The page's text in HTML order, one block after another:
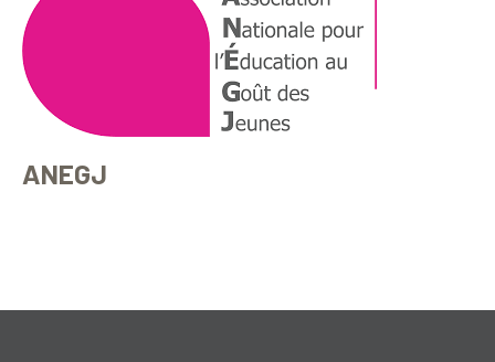
ANEGJ